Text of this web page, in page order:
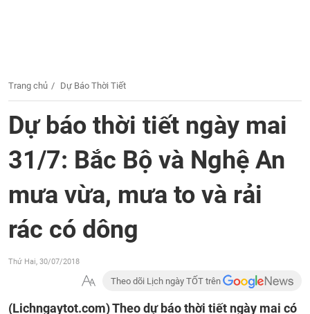
Trang chủ Dự Báo Thời Tiết
Dự báo thời tiết ngày mai
31/7: Bắc Bộ và Nghệ An
mưa vừa, mưa to và rải
rác có dông
Thứ Hai, 30/07/2018
Theo dõi Lịch ngày TỐT trên
(Lichngaytot.com)Theo dự báo thời tiết ngày mai có